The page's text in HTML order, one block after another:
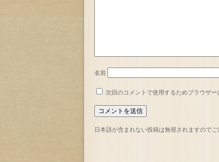
名前
次回のコメントで使用するためブラウザ
日本語が含まれない投稿は無視されますので